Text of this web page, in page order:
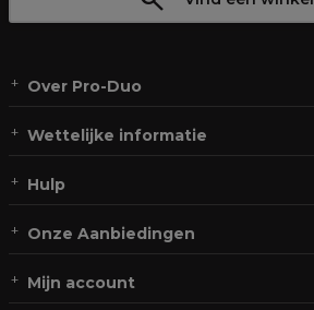
Over Pro-Duo
Wettelijke informatie
Hulp
Onze Aanbiedingen
Mijn account